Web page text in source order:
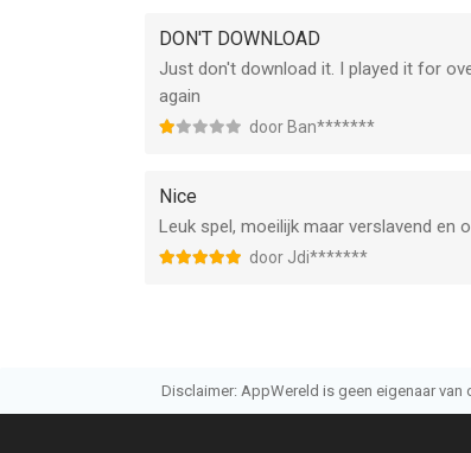
DON'T DOWNLOAD
Just don't download it. I played it for
again
door Ban*******
Nice
Leuk spel, moeilijk maar verslavend en
door Jdi*******
Disclaimer: AppWereld is geen eigenaar